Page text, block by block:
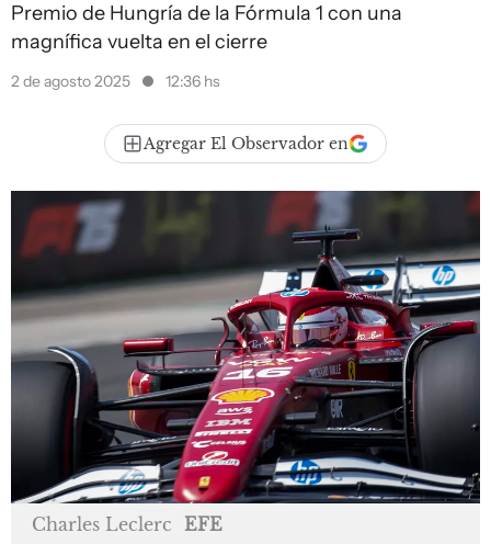
Premio de Hungría de la Fórmula 1 con una
magnífica vuelta en el cierre
2 de agosto 2025 12:36 hs
Agregar El Observador en
Charles Leclerc EFE